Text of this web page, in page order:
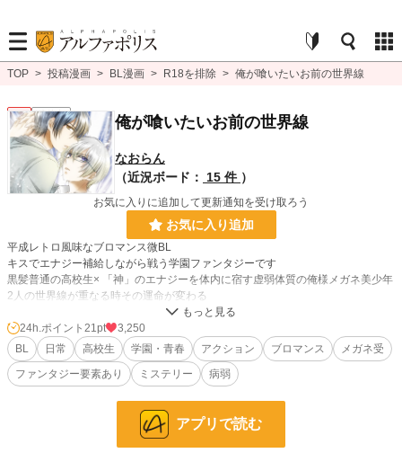
TOP > 投稿漫画 > BL漫画 > R18を排除 > 俺が喰いたいお前の世界線
BL 連載中 俺が喰いたいお前の世界線
なおらん
（近況ボード：
15 件 ）
お気に入りに追加して更新通知を受け取ろう
お気に入り追加
平成レトロ風味なブロマンス微BL
キスでエナジー補給しながら戦う学園ファンタジーです
黒髪普通の高校生× 「神」のエナジーを体内に宿す虚弱体質の俺様メガネ美少年
2人の世界線が重なる時その運命が変わる
BL漫画 97 位 / 1,406 件
BL 62 位 / 1,080 件
24h.ポイント 21pt
3,250
BL
日常 高校生 学園・青春 アクション ブロマンス
メガネ受
ファンタジー要素あり
ミステリー 病弱
アプリで読む